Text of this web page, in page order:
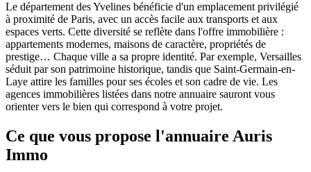
Le département des Yvelines bénéficie d'un emplacement privilégié
à proximité de Paris, avec un accès facile aux transports et aux
espaces verts. Cette diversité se reflète dans l'offre immobilière :
appartements modernes, maisons de caractère, propriétés de
prestige… Chaque ville a sa propre identité. Par exemple, Versailles
séduit par son patrimoine historique, tandis que Saint-Germain-en-
Laye attire les familles pour ses écoles et son cadre de vie. Les
agences immobilières listées dans notre annuaire sauront vous
orienter vers le bien qui correspond à votre projet.
Ce que vous propose l'annuaire Auris
Immo